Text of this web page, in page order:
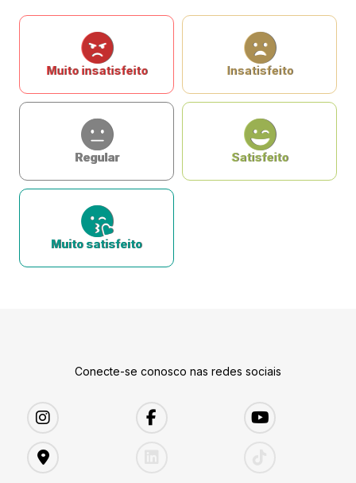
Muito insatisfeito Insatisfeito
Regular Satisfeito
Muito satisfeito
Conecte-se conosco nas redes sociais